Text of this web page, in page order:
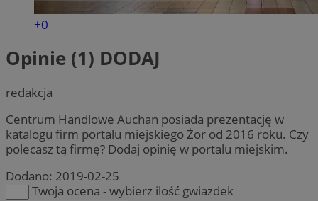
+0
Opinie (1) DODAJ
redakcja
Centrum Handlowe Auchan posiada prezentację w
katalogu firm portalu miejskiego Żor od 2016 roku. Czy
polecasz tą firmę? Dodaj opinię w portalu miejskim.
Dodano: 2019-02-25
Twoja ocena - wybierz ilość gwiazdek